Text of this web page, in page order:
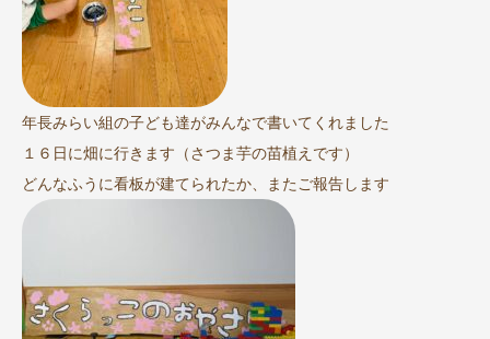
年長みらい組の子ども達がみんなで書いてくれました
１６日に畑に行きます（さつま芋の苗植えです）
どんなふうに看板が建てられたか、またご報告します